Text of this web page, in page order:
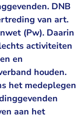
DNB
van art.
(Pw). Daarin
activiteiten
en
houden.
het medeplegen
aan het